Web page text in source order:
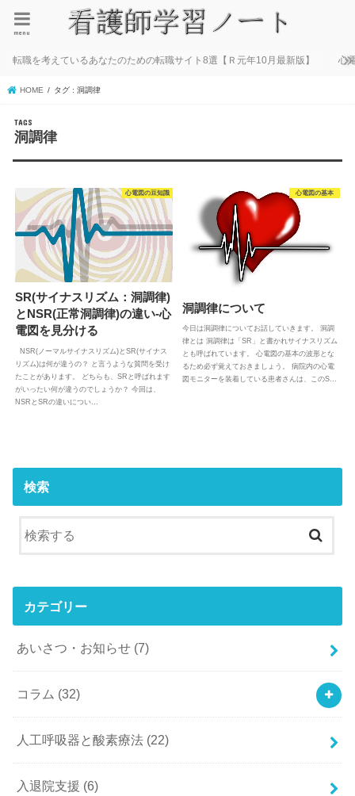
menu
転職を考えているあなたのための転職サイト8選【Ｒ元年10月最新版】 心
HOME タグ : 洞調律
洞調律
心電図の豆知識
SR(サイナスリズム：洞調律)
とNSR(正常洞調律)の違い-心
電図を見分ける
NSR(ノーマルサイナスリズム)とSR(サイナス
リズム)は何が違うの？ と言うような質問を受け
たことがあります。 どちらも、SRと呼ばれます
がいったい何が違うのでしょうか？ 今回は、
NSRとSRの違いについ…
心電図の基本
洞調律について
今日は洞調律についてお話していきます。 洞調
律とは 洞調律は「SR」と書かれサイナスリズム
とも呼ばれています。 心電図の基本の波形とな
るため必ず覚えておきましょう。 病院内の心電
図モニターを装着している患者さんは、このS…
検索
カテゴリー
あいさつ・お知らせ (7)
コラム (32)
人工呼吸器と酸素療法 (22)
入退院支援 (6)